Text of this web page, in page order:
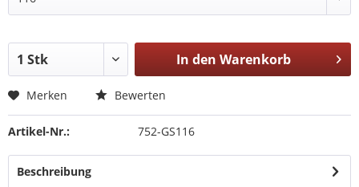
In den Warenkorb
Merken Bewerten
Artikel-Nr.: 752-GS116
Beschreibung